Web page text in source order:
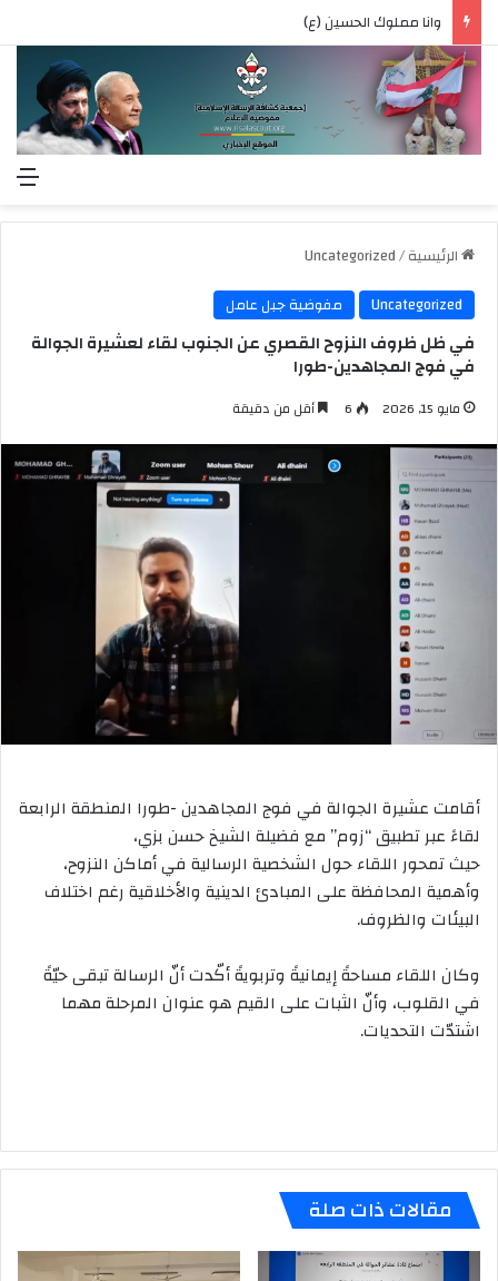
وانا مملوك الحسين (ع)
الرئيسية/
Uncategorized
Uncategorized
مفوضية جبل عامل
في ظل ظروف النزوح القصري عن الجنوب لقاء لعشيرة الجوالة
في فوج المجاهدين-طورا
مايو 15, 2026 6 أقل من دقيقة
أقامت عشيرة الجوالة في فوج المجاهدين -طورا المنطقة الرابعة
لقاءً عبر تطبيق “زوم” مع فضيلة الشيخ حسن بزي،
حيث تمحور اللقاء حول الشخصية الرسالية في أماكن النزوح،
وأهمية المحافظة على المبادئ الدينية والأخلاقية رغم اختلاف
البيئات والظروف.
وكان اللقاء مساحةً إيمانيةً وتربويةً أكّدت أنّ الرسالة تبقى حيّةً
في القلوب، وأنّ الثبات على القيم هو عنوان المرحلة مهما
اشتدّت التحديات.
مقالات ذات صلة